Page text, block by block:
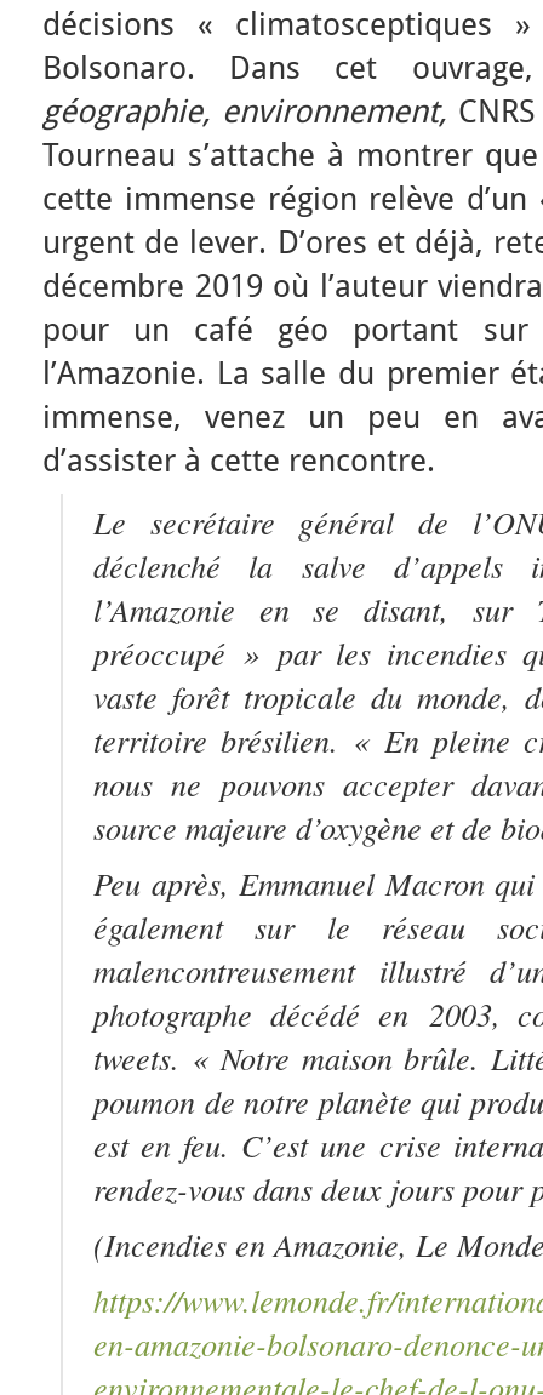
décisions « climatosceptiques
Bolsonaro. Dans cet
géographie, environnement,
Tourneau s’attache à montrer
cette immense région relève
urgent de lever. D’ores et déjà,
décembre 2019 où l’auteur
pour un café géo portant sur
l’Amazonie. La salle du premier
immense, venez un peu en
d’assister à cette rencontre.
Le secrétaire général de
déclenché la salve d’appels
l’Amazonie en se disant,
préoccupé » par les incendies
vaste forêt tropicale du monde,
territoire brésilien. « En pleine
nous ne pouvons accepter
source majeure d’oxygène et de
Peu après, Emmanuel Macron
également sur le réseau
malencontreusement illustré
photographe décédé en 2003,
tweets. « Notre maison brûle.
poumon de notre planète qui
est en feu. C’est une crise
rendez-vous dans deux jours pour
(Incendies en Amazonie, Le
https://www.lemonde.fr/
en-amazonie-bolsonaro-denonce-